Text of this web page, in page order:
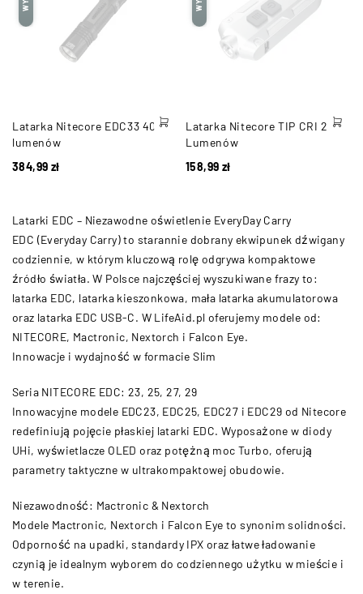
Latarka Nitecore EDC33 4000
lumenów
384,99 zł
Latarka Nitecore TIP CRI 240
Lumenów
158,99 zł
Latarki EDC – Niezawodne oświetlenie EveryDay Carry
EDC (Everyday Carry) to starannie dobrany ekwipunek dźwigany
codziennie, w którym kluczową rolę odgrywa kompaktowe
źródło światła. W Polsce najczęściej wyszukiwane frazy to:
latarka EDC, latarka kieszonkowa, mała latarka akumulatorowa
oraz latarka EDC USB-C. W LifeAid.pl oferujemy modele od:
NITECORE, Mactronic, Nextorch i Falcon Eye.
Innowacje i wydajność w formacie Slim
Seria NITECORE EDC: 23, 25, 27, 29
Innowacyjne modele EDC23, EDC25, EDC27 i EDC29 od Nitecore
redefiniują pojęcie płaskiej latarki EDC. Wyposażone w diody
UHi, wyświetlacze OLED oraz potężną moc Turbo, oferują
parametry taktyczne w ultrakompaktowej obudowie.
Niezawodność: Mactronic & Nextorch
Modele Mactronic, Nextorch i Falcon Eye to synonim solidności.
Odporność na upadki, standardy IPX oraz łatwe ładowanie
czynią je idealnym wyborem do codziennego użytku w mieście i
w terenie.